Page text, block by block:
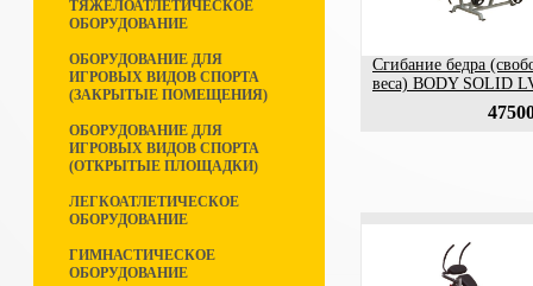
ТЯЖЕЛОАТЛЕТИЧЕСКОЕ
ОБОРУДОВАНИЕ
ОБОРУДОВАНИЕ ДЛЯ
ИГРОВЫХ ВИДОВ СПОРТА
(ЗАКРЫТЫЕ ПОМЕЩЕНИЯ)
ОБОРУДОВАНИЕ ДЛЯ
ИГРОВЫХ ВИДОВ СПОРТА
(ОТКРЫТЫЕ ПЛОЩАДКИ)
ЛЕГКОАТЛЕТИЧЕСКОЕ
ОБОРУДОВАНИЕ
ГИМНАСТИЧЕСКОЕ
ОБОРУДОВАНИЕ
Сгибание бедра
веса) BODY SOLID